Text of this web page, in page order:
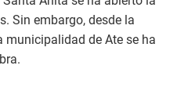
Sin embargo, desde la
municipalidad de Ate se ha